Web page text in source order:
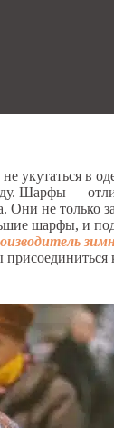
укутаться в
Шарфы —
Они не только
шарфы, и